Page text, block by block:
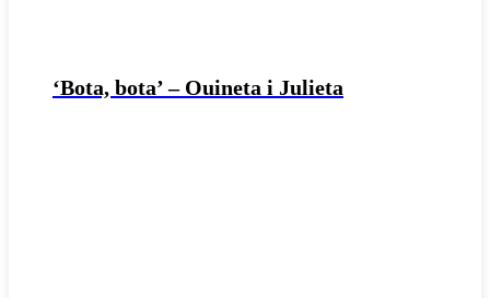
‘Bota, bota’ – Ouineta i Julieta